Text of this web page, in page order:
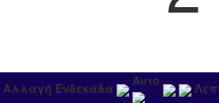
Αλλαγή Ενδεκάδα Αυτο